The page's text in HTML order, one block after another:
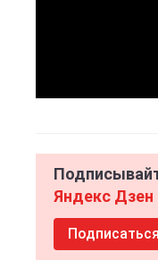
Яндекс Дзен
Подписаться